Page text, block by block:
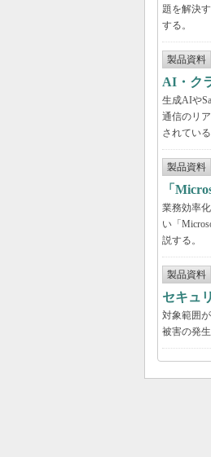
題を解決
する。
製品資料
AI・ク
生成AIや
通信のリ
されている
製品資料
「
業務効率
い「
説する。
製品資料
セキュ
対象範囲
被害の発